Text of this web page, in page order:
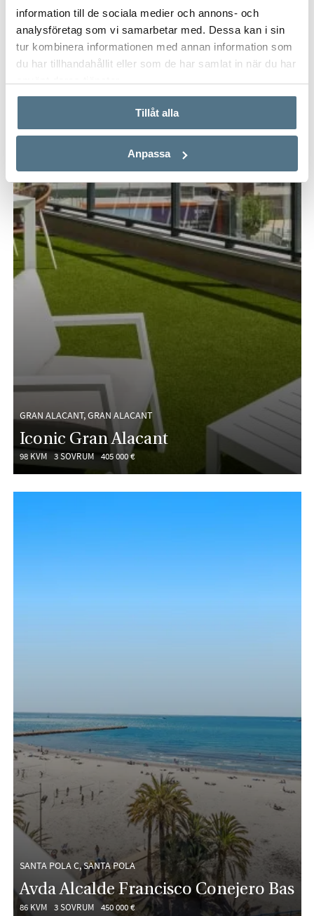
information till de sociala medier och annons- och
analysföretag som vi samarbetar med. Dessa kan i sin
tur kombinera informationen med annan information som
du har tillhandahållit eller som de har samlat in när du har
Tillåt alla
Anpassa
GRAN ALACANT, GRAN ALACANT
Iconic Gran Alacant
98 KVM 3 SOVRUM 405 000 €
NYPRODUKTION
SANTA POLA C, SANTA POLA
Avda Alcalde Francisco Conejero Bas
86 KVM 3 SOVRUM 450 000 €